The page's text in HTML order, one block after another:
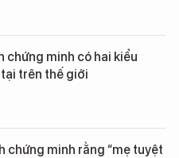
chứng minh có hai kiểu
trên thế giới
chứng minh rằng “mẹ tuyệt